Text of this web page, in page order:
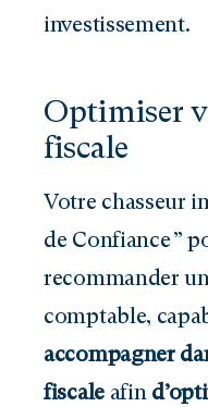
investissement.
Optimiser
fiscale
Votre chasseur
de Confiance ”
recommander
comptable,
accompagner
fiscaleafin